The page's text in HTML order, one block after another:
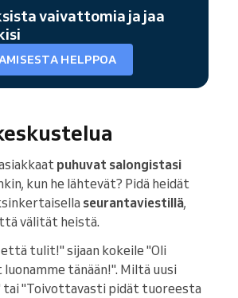
vaivattomia ja jaa
HELPPOA
puhuvat salongistasi
kun he lähtevät? Pidä heidät
seurantaviestillä,
välität heistä.
tulit!" sijaan kokeile "Oli
tänään!". Miltä uusi
"Toivottavasti pidät tuoreesta